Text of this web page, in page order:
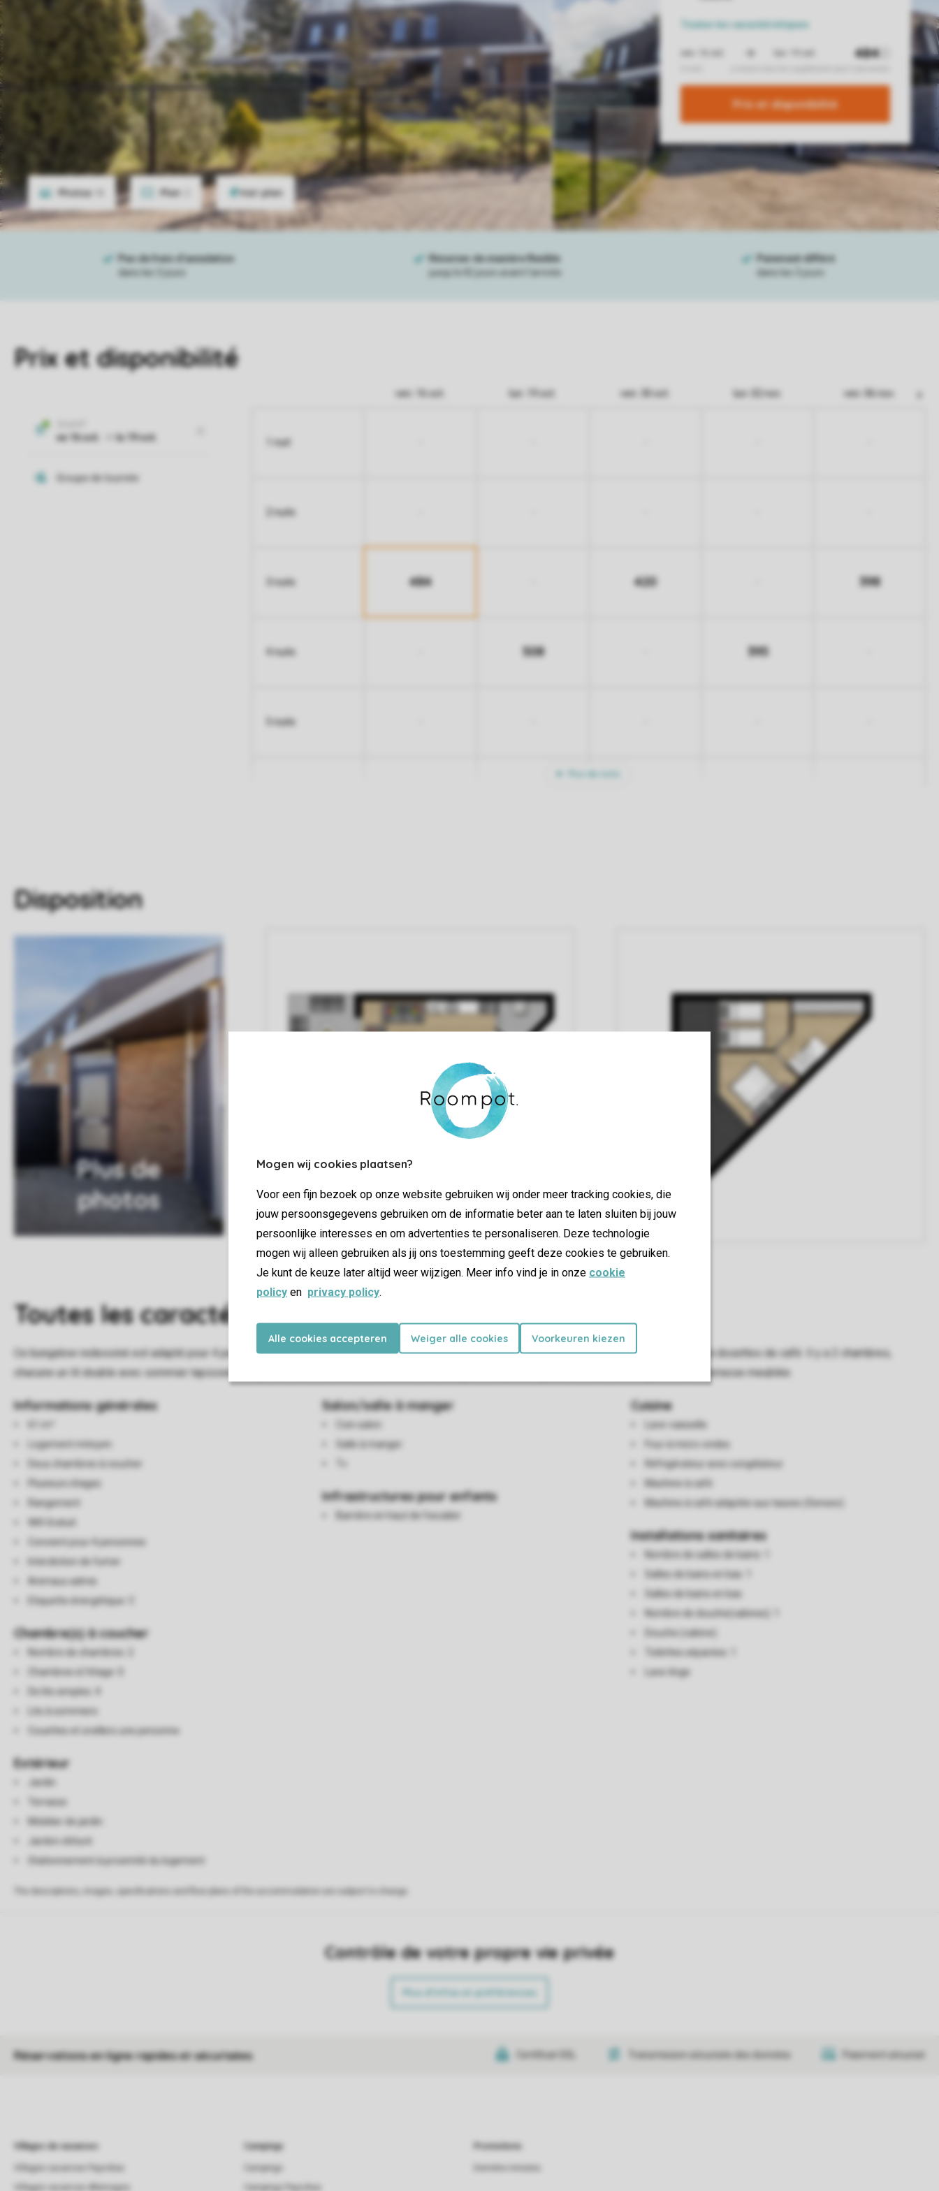
Mogen wij cookies plaatsen?
Voor een fijn bezoek op onze website gebruiken wij onder meer tracking cookies, die
jouw persoonsgegevens gebruiken om de informatie beter aan te laten sluiten bij jouw
persoonlijke interesses en om advertenties te personaliseren. Deze technologie
mogen wij alleen gebruiken als jij ons toestemming geeft deze cookies te gebruiken.
Je kunt de keuze later altijd weer wijzigen. Meer info vind je in onze cookie
policy en privacy policy.
Alle cookies accepteren Weiger alle cookies Voorkeuren kiezen
Photos Plan
Toutes les caractéristiques
Prix ​​et disponibilité
Prix et disponibilité
ven. 16 oct. lun. 19 oct. ven. 30 oct. lun. 02 nov. ven. 06 nov.
1 nuit
2 nuits
3 nuits 484 420 398
4 nuits 508 395
5 nuits
Disposition
Plus de
photos
Toutesles caractéristiques
Ce bungalow redessiné est adapté pour 4 personnes. Le salon dispose d'une salle à manger séparée, d'un four micro-ondes et d'une machine à dosettes de café. Il y a 2 chambres,
chacune un lit double avec sommier tapissier et il y a une salle de bain avec douche. Le bungalow dispose également d'un lave-linge et d'une terrasse meublée.
Informations générales
Logement mitoyen
Deux chambres à coucher
Plusieurs étages
Rangement
Wifi Gratuit
Convient pour 4 personnes
Interdiction de fumer
Animaux admis
Etiquette énergétique: C
Chambre(s) à coucher
Nombre de chambres: 2
Chambres à l'étage: 0
De lits simples: 4
Lits à sommiers
Couettes et oreillers une personne
Extérieur
Jardin
Terrasse
Mobilier de jardin
Jardon clôturé
Stationnement à proximité du logement
Salon/salle à manger
Coin salon
Salle à manger
Infrastructures pour enfants
Barrière en haut de l’escalier
Cuisine
Lave-vaisselle
Four à micro-ondes
Réfrigérateur avec congélateur
Machine à café
Machine à café adaptée aux tasses (Senseo)
Installations sanitaires
Nombre de salles de bains: 1
Salles de bains en bas: 1
Salles de bains en bas
Nombre de douche(cabines): 1
Douche (cabine)
Toilettes séparées: 1
Lave-linge
Contrôle de votre propre vie privée
Plus d’infos et préférences
Réservations en ligne rapides et sécurisées Certificat SSL Transmission sécurisée des données Paiement sécurisé
Villages de vacances Campings